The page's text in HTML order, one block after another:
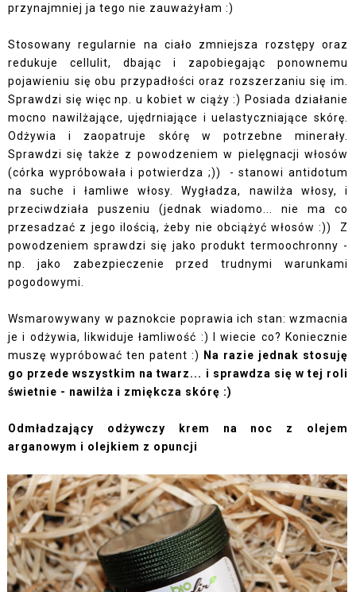
przynajmniej ja tego nie zauważyłam :)
Stosowany regularnie na ciało zmniejsza rozstępy oraz
redukuje cellulit, dbając i zapobiegając ponownemu
pojawieniu się obu przypadłości oraz rozszerzaniu się im.
Sprawdzi się więc np. u kobiet w ciąży :) Posiada działanie
mocno nawilżające, ujędrniające i uelastyczniające skórę.
Odżywia i zaopatruje skórę w potrzebne minerały.
Sprawdzi się także z powodzeniem w pielęgnacji włosów
(córka wypróbowała i potwierdza ;)) - stanowi antidotum
na suche i łamliwe włosy. Wygładza, nawilża włosy, i
przeciwdziała puszeniu (jednak wiadomo... nie ma co
przesadzać z jego ilością, żeby nie obciążyć włosów :)) Z
powodzeniem sprawdzi się jako produkt termoochronny -
np. jako zabezpieczenie przed trudnymi warunkami
pogodowymi.
Wsmarowywany w paznokcie poprawia ich stan: wzmacnia
je i odżywia, likwiduje łamliwość :) I wiecie co? Koniecznie
muszę wypróbować ten patent :) Na razie jednak stosuję
go przede wszystkim na twarz... i sprawdza się w tej roli
świetnie - nawilża i zmiękcza skórę :)
Odmładzający odżywczy krem na noc z olejem
arganowym i olejkiem z opuncji